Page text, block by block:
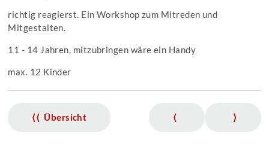
richtig reagierst. Ein Workshop zum Mitreden und
Mitgestalten.
11 - 14 Jahren, mitzubringen wäre ein Handy
max. 12 Kinder
⟨⟨ Übersicht ⟨ ⟩